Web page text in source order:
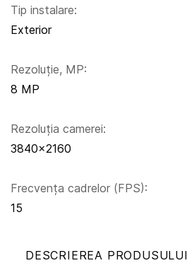
Tip instalare:
Exterior
Rezoluție, MP:
8 MP
Rezoluția camerei:
3840x2160
Frecvența cadrelor (FPS):
15
DESCRIEREA PRODUSULUI